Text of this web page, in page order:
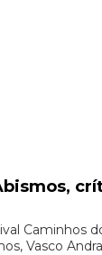
Caminhos
Vasco